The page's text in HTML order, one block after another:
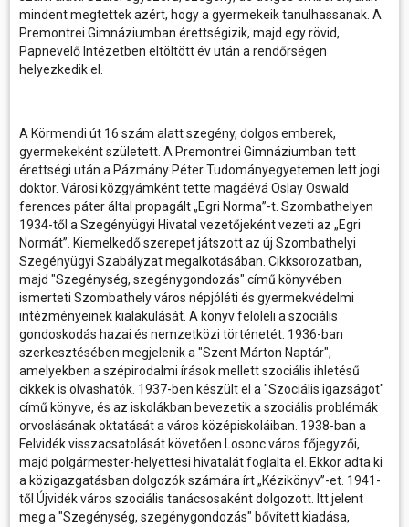
mindent megtettek azért, hogy a gyermekeik tanulhassanak. A
Premontrei Gimnáziumban érettségizik, majd egy rövid,
Papnevelő Intézetben eltöltött év után a rendőrségen
helyezkedik el.
A Körmendi út 16 szám alatt szegény, dolgos emberek,
gyermekeként született. A Premontrei Gimnáziumban tett
érettségi után a Pázmány Péter Tudományegyetemen lett jogi
doktor. Városi közgyámként tette magáévá Oslay Oswald
ferences páter által propagált „Egri Norma”-t. Szombathelyen
1934-től a Szegényügyi Hivatal vezetőjeként vezeti az „Egri
Normát”. Kiemelkedő szerepet játszott az új Szombathelyi
Szegényügyi Szabályzat megalkotásában. Cikksorozatban,
majd "Szegénység, szegénygondozás" című könyvében
ismerteti Szombathely város népjóléti és gyermekvédelmi
intézményeinek kialakulását. A könyv felöleli a szociális
gondoskodás hazai és nemzetközi történetét. 1936-ban
szerkesztésében megjelenik a "Szent Márton Naptár",
amelyekben a szépirodalmi írások mellett szociális ihletésű
cikkek is olvashatók. 1937-ben készült el a "Szociális igazságot"
című könyve, és az iskolákban bevezetik a szociális problémák
orvoslásának oktatását a város középiskoláiban. 1938-ban a
Felvidék visszacsatolását követően Losonc város főjegyzői,
majd polgármester-helyettesi hivatalát foglalta el. Ekkor adta ki
a közigazgatásban dolgozók számára írt „Kézikönyv”-et. 1941-
től Újvidék város szociális tanácsosaként dolgozott. Itt jelent
meg a "Szegénység, szegénygondozás" bővített kiadása,